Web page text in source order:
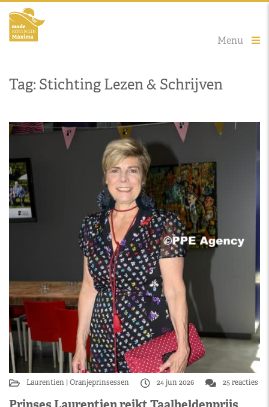
Menu
Tag: Stichting Lezen & Schrijven
Laurentien Oranjeprinsessen 24 jun 2026 25 reacties